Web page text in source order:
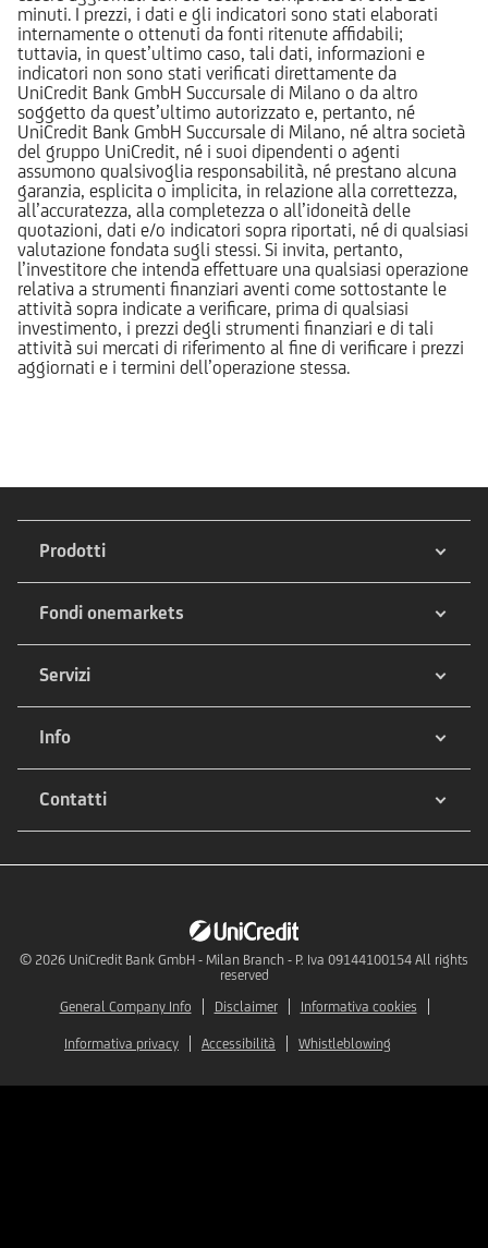
minuti. I prezzi, i dati e gli indicatori sono stati elaborati
internamente o ottenuti da fonti ritenute affidabili;
tuttavia, in quest’ultimo caso, tali dati, informazioni e
indicatori non sono stati verificati direttamente da
UniCredit Bank GmbH Succursale di Milano o da altro
soggetto da quest’ultimo autorizzato e, pertanto, né
UniCredit Bank GmbH Succursale di Milano, né altra società
del gruppo UniCredit, né i suoi dipendenti o agenti
assumono qualsivoglia responsabilità, né prestano alcuna
garanzia, esplicita o implicita, in relazione alla correttezza,
all’accuratezza, alla completezza o all’idoneità delle
quotazioni, dati e/o indicatori sopra riportati, né di qualsiasi
valutazione fondata sugli stessi. Si invita, pertanto,
l’investitore che intenda effettuare una qualsiasi operazione
relativa a strumenti finanziari aventi come sottostante le
attività sopra indicate a verificare, prima di qualsiasi
investimento, i prezzi degli strumenti finanziari e di tali
attività sui mercati di riferimento al fine di verificare i prezzi
aggiornati e i termini dell’operazione stessa.
Prodotti
Fondi onemarkets
Servizi
Info
Contatti
© 2026 UniCredit Bank GmbH - Milan Branch - P. Iva 09144100154 All rights
reserved
General Company Info
Disclaimer Informativa cookies
Informativa privacy Accessibilità Whistleblowing